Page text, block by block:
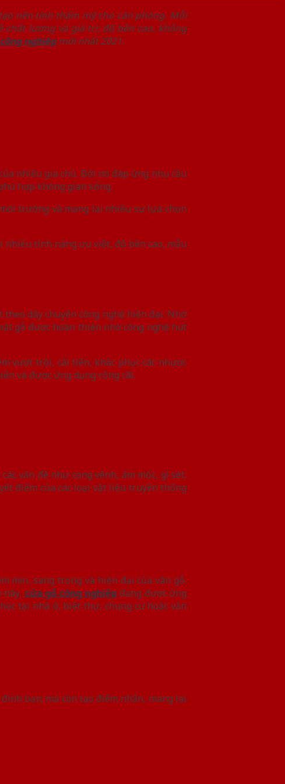
nên tính thẩm mỹ cho căn phòng. Mỗi
chất lượng và giá trị: độ bền cao, không
nghiệpmới nhất 2021.
nhiều gia chủ. Bởi nó đáp ứng nhu cầu
hợp không gian sống.
trường và mang lại nhiều sự lựa chọn
nhiều tính năng ưu việt, độ bền cao, mẫu
dây chuyền công nghệ hiện đại. Nhờ
gỗ được hoàn thiện nhờ công nghệ hút
vượt trội, cải tiến, khắc phục các nhược
và được ứng dụng rộng rãi.
vấn đề như cong vênh, ẩm mốc, gỉ sét,
điểm của các loại vật liệu truyền thống
mịn, sang trọng và hiện đại của vân gỗ.
cửa gỗ công nghiệp đang được ứng
tại nhà ở, biệt thự, chung cư hoặc văn
bạn; mà còn tạo điểm nhấn, mang lại